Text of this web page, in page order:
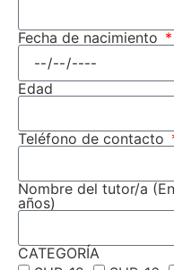
Fecha de nacimiento
Edad
Teléfono de contacto
Nombre del tutor/a
años)
CATEGORÍA